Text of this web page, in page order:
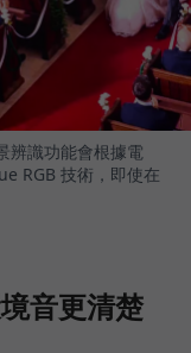
辨識功能會根據電
RGB 技術，即使在
音更清楚